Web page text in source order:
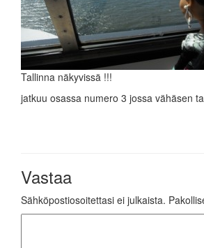
Tallinna näkyvissä !!!
jatkuu osassa numero 3 jossa vähäsen
Vastaa
Sähköpostiosoitettasi ei julkaista.